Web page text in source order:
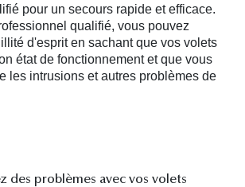
pour un secours rapide et efficace.
qualifié, vous pouvez
d'esprit en sachant que vos volets
état de fonctionnement et que vous
les intrusions et autres problèmes de
des problèmes avec vos volets